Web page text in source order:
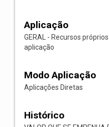
Aplicação
GERAL - Recursos
aplicação
Modo Aplicação
Aplicações Diretas
Histórico